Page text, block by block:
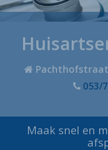
Pachthofstraat
053/
Maak snel en